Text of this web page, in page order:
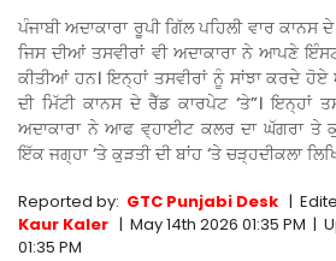
ਪੰਜਾਬੀ ਅਦਾਕਾਰਾ ਰੂਪੀ ਗਿੱਲ ਪਹਿਲੀ ਵਾਰ
ਜਿਸ ਦੀਆਂ ਤਸਵੀਰਾਂ ਵੀ ਅਦਾਕਾਰਾ ਨੇ ਆਪਣੇ
ਕੀਤੀਆਂ ਹਨ। ਇਨ੍ਹਾਂ ਤਸਵੀਰਾਂ ਨੂੰ ਸਾਂਝਾ ਕਰਦੇ ਹੋਏ
ਦੀ ਮਿੱਟੀ ਕਾਨਸ ਦੇ ਰੈੱਡ ਕਾਰਪੇਟ ‘ਤੇ”। ਇਨ੍ਹਾਂ
ਅਦਾਕਾਰਾ ਨੇ ਆਫ ਵ੍ਹਾਈਟ ਕਲਰ ਦਾ ਘੱਗਰਾ
ਇੱਕ ਜਗ੍ਹਾ ‘ਤੇ ਕੁੜਤੀ ਦੀ ਬਾਂਹ ‘ਤੇ ਚੜ੍ਹਦੀਕਲਾ
Reported by: GTC Punjabi Desk |
Kaur Kaler | May 14th 2026 01:35 PM |
01:35 PM